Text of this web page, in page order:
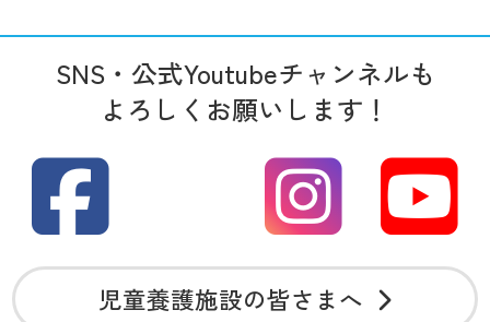
SNS・公式Youtubeチャンネルも
よろしくお願いします！
児童養護施設の皆さまへ